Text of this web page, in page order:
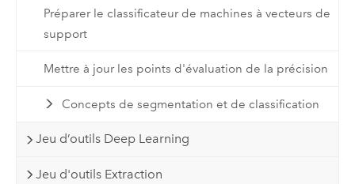
Préparer le classificateur de machines à vecteurs de
support
Mettre à jour les points d'évaluation de la précision
Concepts de segmentation et de classification
Jeu d’outils Deep Learning
Jeu d'outils Extraction